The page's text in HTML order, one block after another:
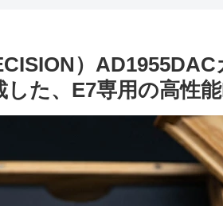
）
した、E7専用の高性